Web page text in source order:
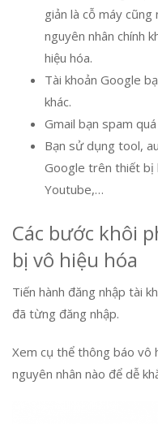
giản là cỗ máy cũng
nguyên nhân chính
hiệu hóa.
Tài khoản Google
khác.
Gmail bạn spam
Bạn sử dụng tool,
Google trên thiết bị
Youtube,…
Các bước khôi
bị vô hiệu hóa
Tiến hành đăng nhập tài
đã từng đăng nhập.
Xem cụ thể thông báo vô
nguyên nhân nào để dễ